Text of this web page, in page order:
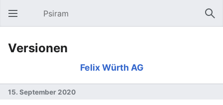
Hauptmenü öffnen Psiram
Versionen
Felix Würth AG
15. September 2020